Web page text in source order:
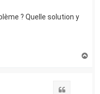
? Quelle solution y